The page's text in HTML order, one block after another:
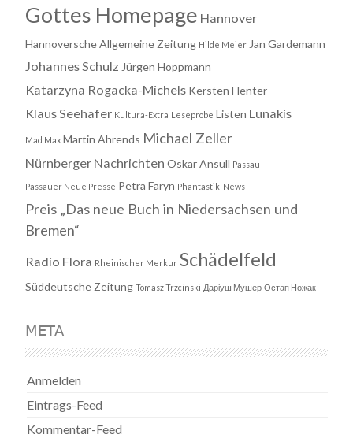
Gottes Homepage Hannover
Hannoversche Allgemeine Zeitung Hilde Meier Jan Gardemann
Johannes Schulz Jürgen Hoppmann
Katarzyna Rogacka-Michels Kersten Flenter
Klaus Seehafer Kultura-Extra Leseprobe Listen Lunakis
Mad Max Martin Ahrends Michael Zeller
Nürnberger Nachrichten Oskar Ansull Passau
Passauer Neue Presse Petra Faryn Phantastik-News
Preis „Das neue Buch in Niedersachsen und
Bremen“
Radio Flora Rheinischer Merkur Schädelfeld
Süddeutsche Zeitung Tomasz Trzcinski Даріуш Мушер Остап Ножак
META
Anmelden
Eintrags-Feed
Kommentar-Feed